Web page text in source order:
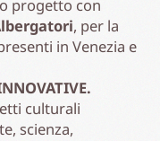
progetto con
, per la
in Venezia e
culturali
scienza,